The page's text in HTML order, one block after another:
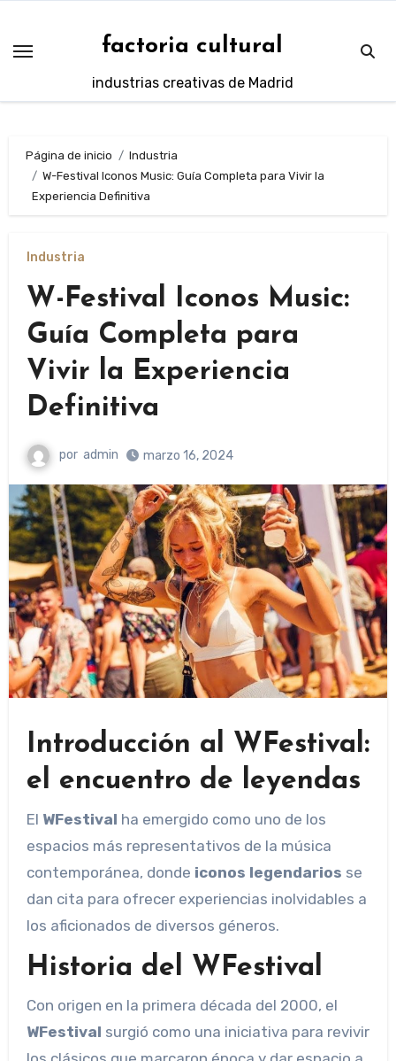
contenido
factoria cultural
industrias creativas de Madrid
Página de inicio
Industria
W-Festival Iconos Music: Guía Completa para Vivir la
Experiencia Definitiva
Industria
W-Festival Iconos Music:
Guía Completa para
Vivir la Experiencia
Definitiva
por admin marzo 16, 2024
Introducción al WFestival:
el encuentro de leyendas
El WFestival ha emergido como uno de los
espacios más representativos de la música
contemporánea, donde iconos legendarios se
dan cita para ofrecer experiencias inolvidables a
los aficionados de diversos géneros.
Historia del WFestival
Con origen en la primera década del 2000, el
WFestival surgió como una iniciativa para revivir